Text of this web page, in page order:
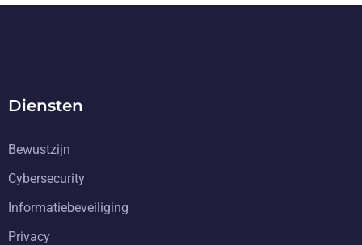
Diensten
Bewustzijn
Cybersecurity
Informatiebeveiliging
Privacy